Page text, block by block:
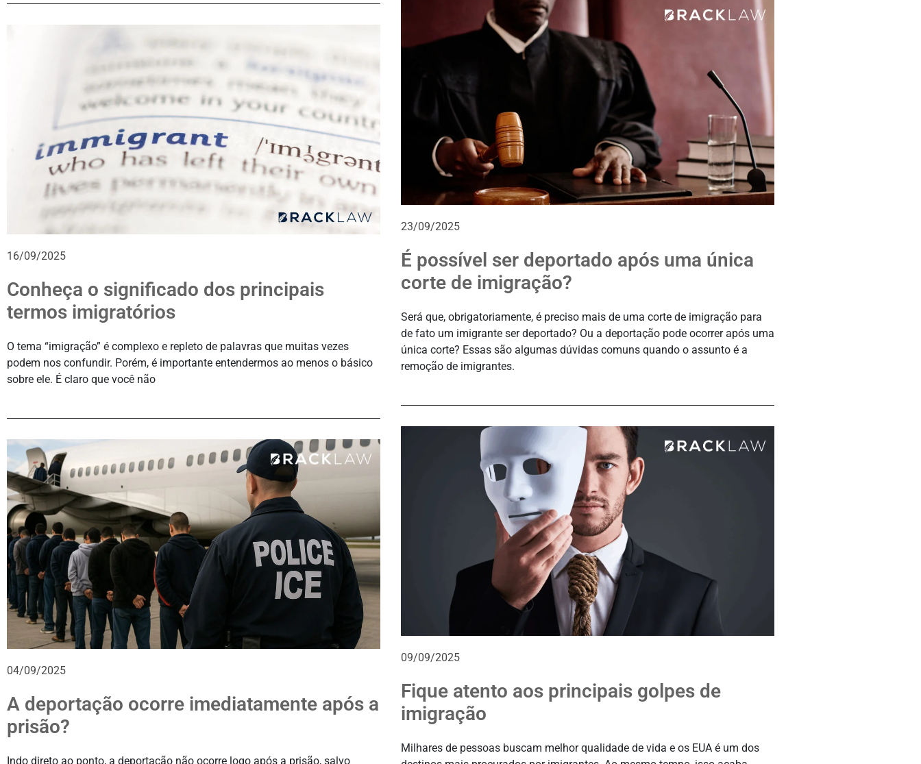
16/09/2025
Conheça o significado dos principais
termos imigratórios
O tema “imigração” é complexo e repleto de palavras que muitas vezes
podem nos confundir. Porém, é importante entendermos ao menos o básico
sobre ele. É claro que você não
04/09/2025
A deportação ocorre imediatamente após a
prisão?
Indo direto ao ponto, a deportação não ocorre logo após a prisão, salvo
23/09/2025
É possível ser deportado após uma única
corte de imigração?
Será que, obrigatoriamente, é preciso mais de uma corte de imigração para
de fato um imigrante ser deportado? Ou a deportação pode ocorrer após uma
única corte? Essas são algumas dúvidas comuns quando o assunto é a
remoção de imigrantes.
09/09/2025
Fique atento aos principais golpes de
imigração
Milhares de pessoas buscam melhor qualidade de vida e os EUA é um dos